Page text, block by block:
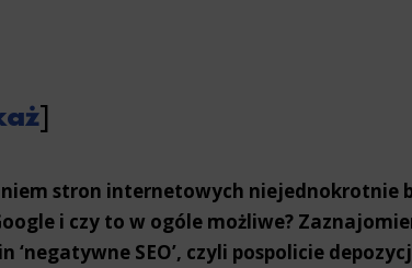
]
stron internetowych niejednokrotnie
i czy to w ogóle możliwe?
‘negatywne SEO’, czyli pospolicie